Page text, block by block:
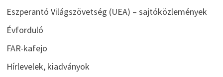
Eszperantó Világszövetség (UEA) – sajtóközlemények
Évforduló
FAR-kafejo
Hírlevelek, kiadványok